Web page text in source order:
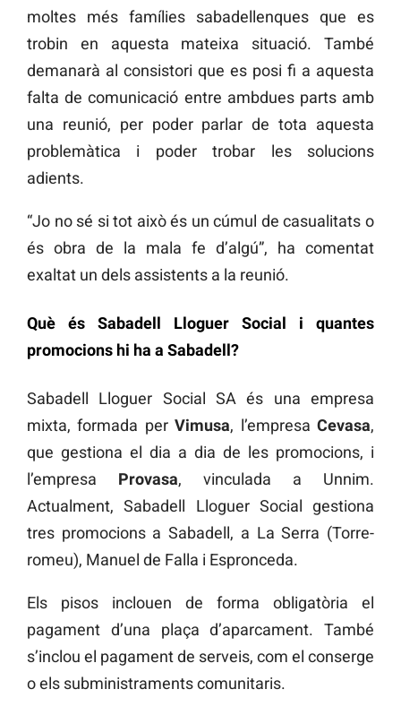
moltes més famílies sabadellenques que es
trobin en aquesta mateixa situació. També
demanarà al consistori que es posi fi a aquesta
falta de comunicació entre ambdues parts amb
una reunió, per poder parlar de tota aquesta
problemàtica i poder trobar les solucions
adients.
“Jo no sé si tot això és un cúmul de casualitats o
és obra de la mala fe d’algú”, ha comentat
exaltat un dels assistents a la reunió.
Què és Sabadell Lloguer Social i quantes
promocions hi ha a Sabadell?
Sabadell Lloguer Social SA és una empresa
mixta, formada perVimusa, l’empresaCevasa,
que gestiona el dia a dia de les promocions, i
l’empresa Provasa, vinculada a Unnim.
Actualment, Sabadell Lloguer Social gestiona
tres promocions a Sabadell, a La Serra (Torre-
romeu), Manuel de Falla i Espronceda.
Els pisos inclouen de forma obligatòria el
pagament d’una plaça d’aparcament. També
s’inclou el pagament de serveis, com el conserge
o els subministraments comunitaris.